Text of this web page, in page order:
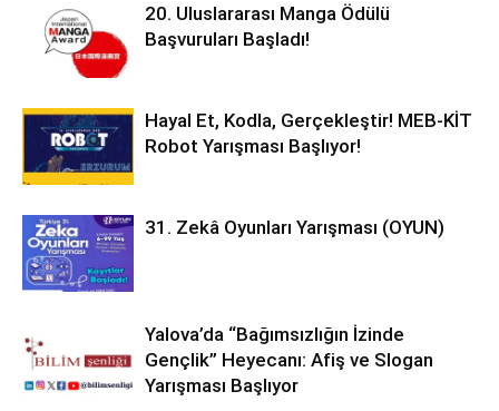
20. Uluslararası Manga Ödülü
Başvuruları Başladı!
Hayal Et, Kodla, Gerçekleştir! MEB-KİT
Robot Yarışması Başlıyor!
31. Zekâ Oyunları Yarışması (OYUN)
Yalova’da “Bağımsızlığın İzinde
Gençlik” Heyecanı: Afiş ve Slogan
Yarışması Başlıyor